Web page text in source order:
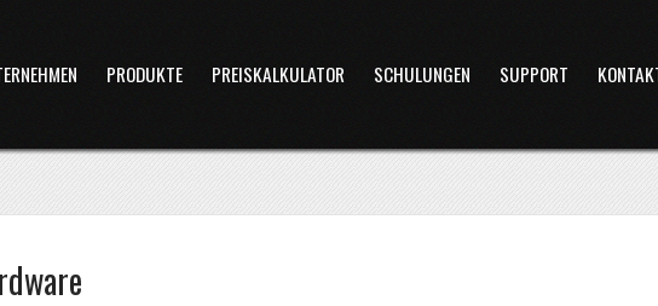
PRODUKTE PREISKALKULATOR SCHULUNGEN SUPPORT